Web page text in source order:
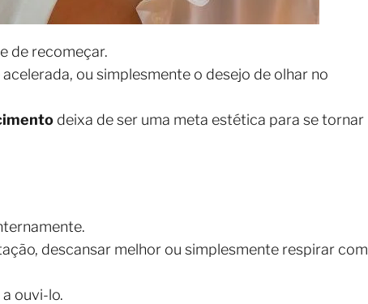
de recomeçar.
ou simplesmente o desejo de olhar no
deixa de ser uma meta estética para se tornar
descansar melhor ou simplesmente respirar com
ouvi-lo.